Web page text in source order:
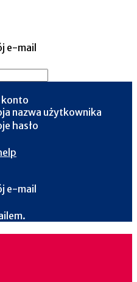
e-mail
konto
nazwa użytkownika
hasło
e-mail